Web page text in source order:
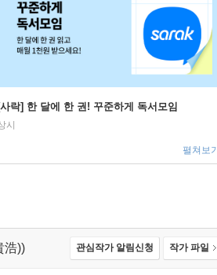
락] 한 달에 한 권! 꾸준하게 독서모임
시
펼쳐보기
浩)) 관심작가 알림신청 작가 파일